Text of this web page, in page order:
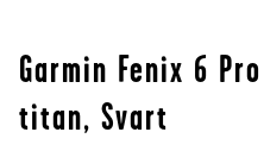
Garmin Fenix 6
titan, Svart